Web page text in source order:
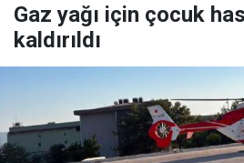
Gaz yağı için çocuk
kaldırıldı